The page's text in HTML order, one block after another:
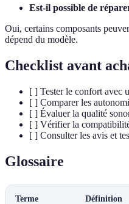
Est-il possible de
Oui, certains composants
dépend du modèle.
Checklist avant
[ ] Tester le confort avec
[ ] Comparer les
[ ] Évaluer la qualité
[ ] Vérifier la
[ ] Consulter les avis et
Glossaire
Terme Définition